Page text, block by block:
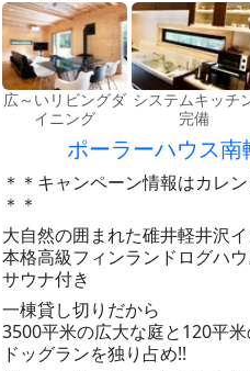
広～いリビングダ
イニング
システムキッチ
完備
ポーラーハウス南
＊＊キャンペーン情報はカレ
＊＊
大自然の囲まれた碓井軽井沢
本格高級フィンランドログハ
サウナ付き
一棟貸し切りだから
3500平米の広大な庭と120平
ドッグランを独り占め!!